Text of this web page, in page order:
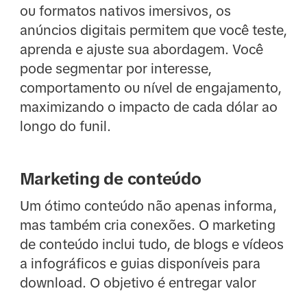
ou formatos nativos imersivos, os
anúncios digitais permitem que você teste,
aprenda e ajuste sua abordagem. Você
pode segmentar por interesse,
comportamento ou nível de engajamento,
maximizando o impacto de cada dólar ao
longo do funil.
Marketing de conteúdo
Um ótimo conteúdo não apenas informa,
mas também cria conexões. O marketing
de conteúdo inclui tudo, de blogs e vídeos
a infográficos e guias disponíveis para
download. O objetivo é entregar valor